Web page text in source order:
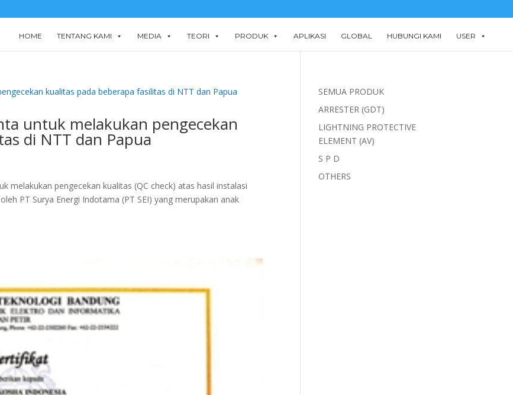
HOME TENTANG KAMI MEDIA TEORI PRODUK APLIKASI GLOBAL HUBUNGI KAMI USER
untuk melakukan pengecekan
di NTT dan Papua
melakukan pengecekan kualitas (QC check) atas hasil instalasi
PT Surya Energi Indotama (PT SEI) yang merupakan anak
SEMUA PRODUK
ARRESTER (GDT)
LIGHTNING PROTECTIVE
ELEMENT (AV)
S P D
OTHERS